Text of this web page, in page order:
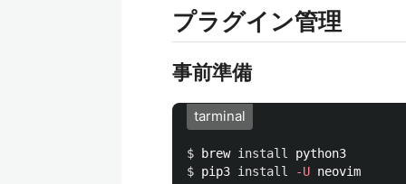
プラグイン管理
事前準備
tarminal
$ brew install
$ pip3 install -U